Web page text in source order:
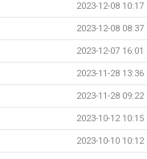
2023-12-08 10:17
2023-12-08 08:37
2023-12-07 16:01
2023-11-28 13:36
2023-11-28 09:22
2023-10-12 10:15
2023-10-10 10:12